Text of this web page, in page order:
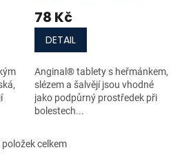
78 Kč
DETAIL
Anginal® tablety s heřmánkem,
slézem a šalvějí jsou vhodné
jako podpůrný prostředek při
bolestech...
O
položek celkem